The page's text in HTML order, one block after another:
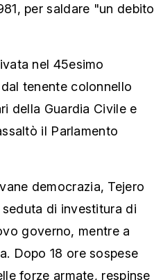
per saldare "un debito
nel 45esimo
tenente colonnello
della Guardia Civile e
il Parlamento
democrazia, Tejero
di investitura di
governo, mentre a
Dopo 18 ore sospese
forze armate, respinse